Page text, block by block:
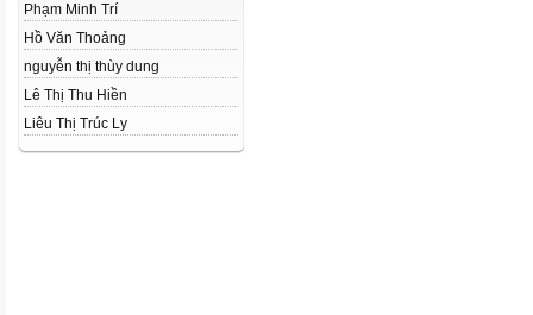
Phạm Minh Trí
Hồ Văn Thoảng
nguyễn thị thùy dung
Lê Thị Thu Hiền
Liêu Thị Trúc Ly